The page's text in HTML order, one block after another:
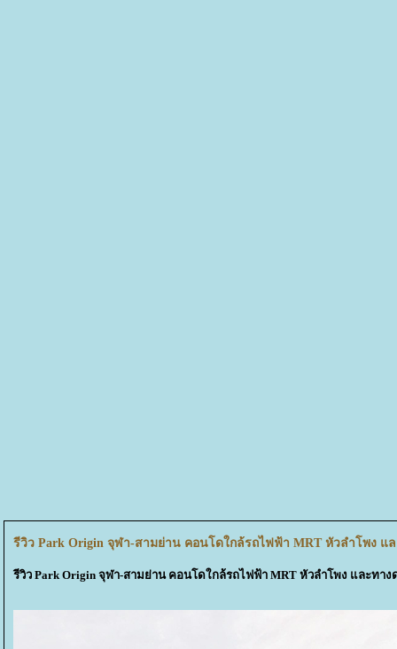
รีวิว Park Origin จุฬา-สามย่าน คอนโดใกล้รถไฟฟ้า MRT หัวลำโพง แ
รีวิว Park Origin จุฬา-สามย่าน คอนโดใกล้รถไฟฟ้า MRT หัวลำโพง และทาง